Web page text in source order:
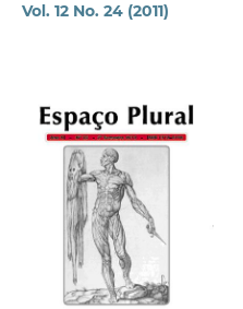
Vol. 12 No. 24 (2011)